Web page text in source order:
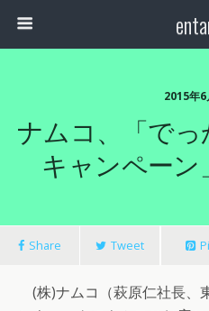
2015年6
ナムコ、「で
キャンペーン
Share Tweet
(株)ナムコ（萩原仁社長、